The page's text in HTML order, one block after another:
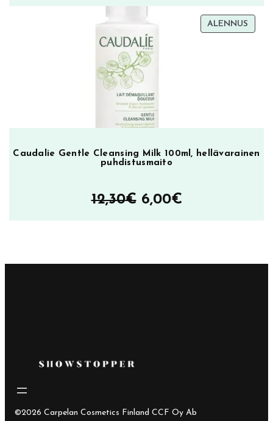
ALENNUS
Caudalie Gentle Cleansing Milk 100ml, hellävarainen
puhdistusmaito
12,30€ Alkuperäinen
hinta
12,30€.
6,00€Nykyinen
hinta
6,00€.
©2026 Carpelan Cosmetics Finland CCF Oy Ab